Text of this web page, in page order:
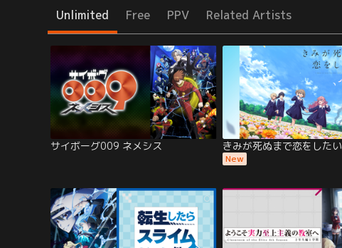
Unlimited Free PPV Related Artists
サイボーグ009 ネメシス きみが死ぬまで恋をしたい
New